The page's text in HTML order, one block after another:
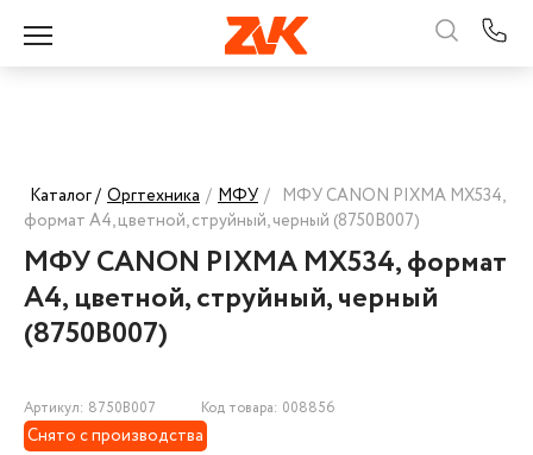
Каталог / Оргтехника / МФУ / МФУ CANON PIXMA MX534,
формат А4, цветной, струйный, черный (8750B007)
МФУ CANON PIXMA MX534, формат
А4, цветной, струйный, черный
(8750B007)
Артикул: 8750B007 Код товара: 008856
Снято с производства